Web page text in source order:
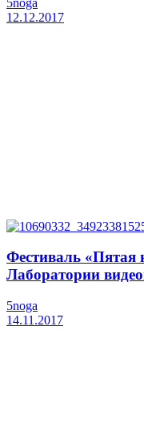
5noga
12.12.2017
Фестиваль «Пятая
Лаборатории
5noga
14.11.2017